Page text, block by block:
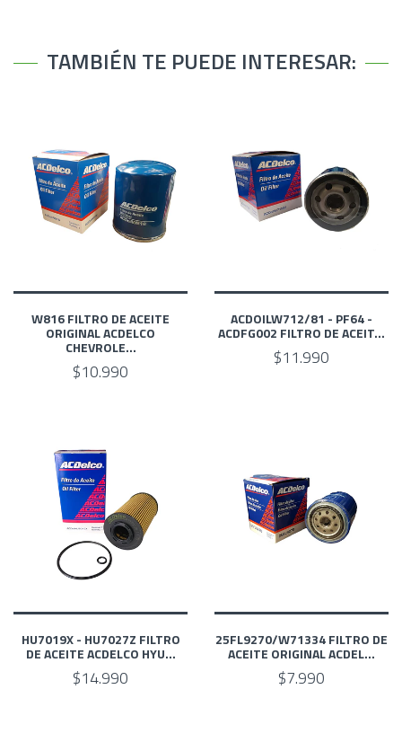
TAMBIÉN TE PUEDE INTERESAR:
W816 FILTRO DE ACEITE
ORIGINAL ACDELCO
CHEVROLE...
$10.990
ACDOILW712/81 - PF64 -
ACDFG002 FILTRO DE ACEIT...
$11.990
HU7019X - HU7027Z FILTRO
DE ACEITE ACDELCO HYU...
$14.990
25FL9270/W71334 FILTRO DE
ACEITE ORIGINAL ACDEL...
$7.990